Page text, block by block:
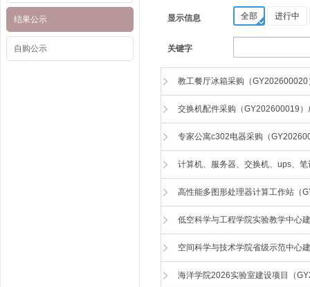
结果公示
自购公示
显示信息 全部 进行中
关键字
教工餐厅冰箱采购（
交换机配件采购（GY202600019）
专家公寓c302电器采购（
计算机、服务器、交换机、ups、
高性能多图形处理器计算工作站（
低空科学与工程学院实验教学中心
空间科学与技术学院省级示范中心
海洋学院2026实验室建设项目（